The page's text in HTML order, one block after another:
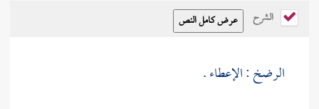
الشرح
الرضخ : الإعطاء .